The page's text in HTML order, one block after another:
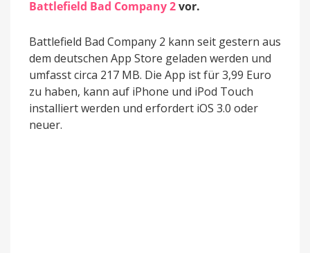
Battlefield Bad Company 2vor.
Battlefield Bad Company 2 kann seit gestern aus
dem deutschen App Store geladen werden und
umfasst circa 217 MB. Die App ist für 3,99 Euro
zu haben, kann auf iPhone und iPod Touch
installiert werden und erfordert iOS 3.0 oder
neuer.